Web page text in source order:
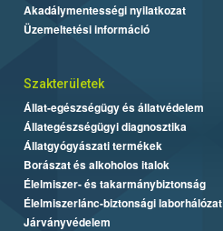
Akadálymentességi nyilatkozat
Üzemeltetési információ
Szakterületek
Állat-egészségügy és állatvédelem
Állategészségügyi diagnosztika
Állatgyógyászati termékek
Borászat és alkoholos italok
Élelmiszer- és takarmánybiztonság
Élelmiszerlánc-biztonsági laborhálózat
Járványvédelem